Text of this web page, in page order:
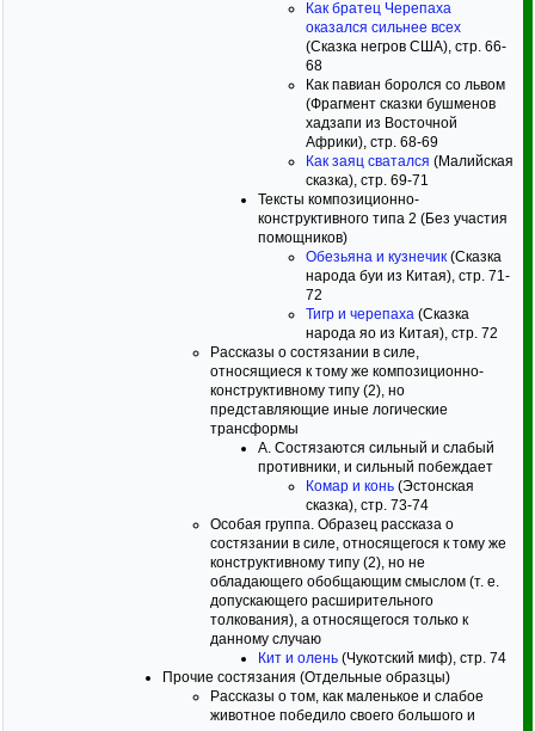
Как братец Черепаха
оказался сильнее всех
(Сказка негров США), стр. 66-
68
Как павиан боролся со львом
(Фрагмент сказки бушменов
хадзапи из Восточной
Африки), стр. 68-69
Как заяц сватался (Малийская
сказка), стр. 69-71
Тексты композиционно-
конструктивного типа 2 (Без участия
помощников)
Обезьяна и кузнечик (Сказка
народа буи из Китая), стр. 71-
72
Тигр и черепаха (Сказка
народа яо из Китая), стр. 72
Рассказы о состязании в силе,
относящиеся к тому же композиционно-
конструктивному типу (2), но
представляющие иные логические
трансформы
А. Состязаются сильный и слабый
противники, и сильный побеждает
Комар и конь (Эстонская
сказка), стр. 73-74
Особая группа. Образец рассказа о
состязании в силе, относящегося к тому же
конструктивному типу (2), но не
обладающего обобщающим смыслом (т. е.
допускающего расширительного
толкования), а относящегося только к
данному случаю
Кит и олень (Чукотский миф), стр. 74
Прочие состязания (Отдельные образцы)
Рассказы о том, как маленькое и слабое
животное победило своего большого и